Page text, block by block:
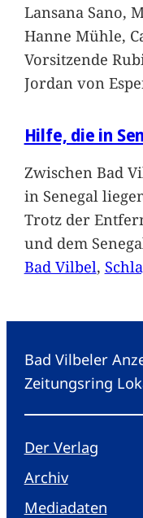
Lansana Sano,
Hanne Mühle,
Vorsitzende
Jordan von
Hilfe, die in
Zwischen Bad
in Senegal
Trotz der
und dem
Bad Vilbel,
Bad Vilbeler
Zeitungsring
Der Verlag
Archiv
Mediadaten